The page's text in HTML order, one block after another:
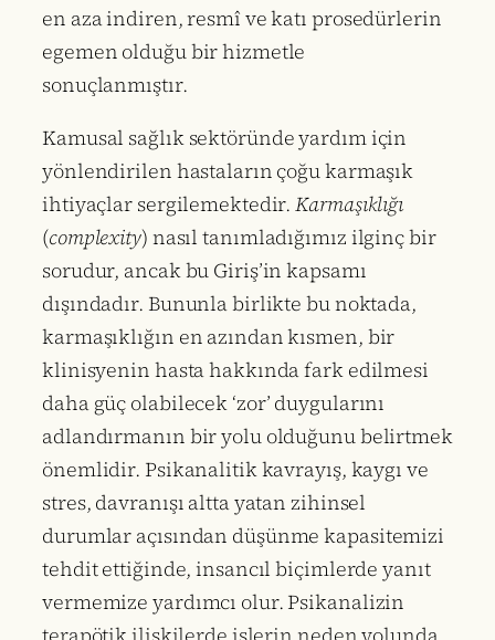
en aza indiren, resmî ve katı prosedürlerin
egemen olduğu bir hizmetle
sonuçlanmıştır.
Kamusal sağlık sektöründe yardım için
yönlendirilen hastaların çoğu karmaşık
ihtiyaçlar sergilemektedir.Karmaşıklığı
(complexity) nasıl tanımladığımız ilginç bir
sorudur, ancak bu Giriş’in kapsamı
dışındadır. Bununla birlikte bu noktada,
karmaşıklığın en azından kısmen, bir
klinisyenin hasta hakkında fark edilmesi
daha güç olabilecek ‘zor’ duygularını
adlandırmanın bir yolu olduğunu belirtmek
önemlidir. Psikanalitik kavrayış, kaygı ve
stres, davranışı altta yatan zihinsel
durumlar açısından düşünme kapasitemizi
tehdit ettiğinde, insancıl biçimlerde yanıt
vermemize yardımcı olur. Psikanalizin